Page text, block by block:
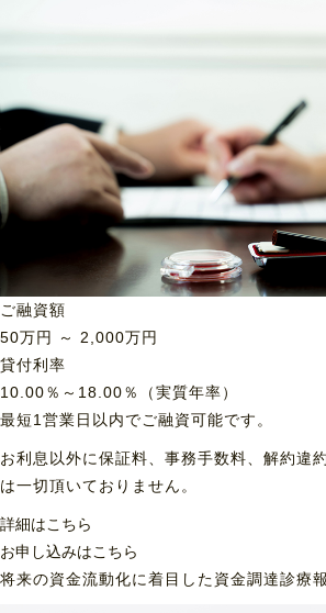
ご融資額
50万円 ～ 2,000万円
貸付利率
10.00％～18.00％（実質年率）
最短1営業日以内でご融資可能です。
お利息以外に保証料、事務手数料、解約違
は一切頂いておりません。
詳細はこちら
お申し込みはこちら
将来の資金流動化に着目した資金調達診療